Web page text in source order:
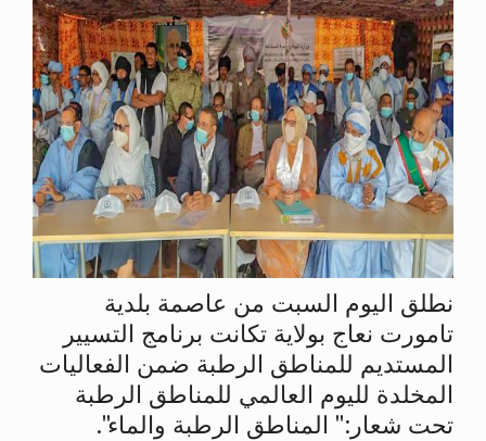
نطلق اليوم السبت من عاصمة بلدية
تامورت نعاج بولاية تكانت برنامج التسيير
المستديم للمناطق الرطبة ضمن الفعاليات
المخلدة لليوم العالمي للمناطق الرطبة
تحت شعار:" المناطق الرطبة والماء".